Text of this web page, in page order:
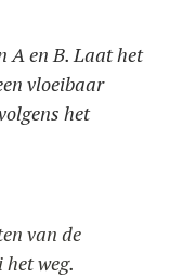
A en B. Laat het
vloeibaar
het
van de
weg.